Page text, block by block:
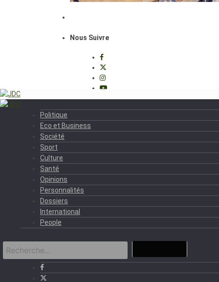
Nous Suivre
Politique
Eco et Business
Société
Sport
Culture
Santé
Opinions
Personnalités
Dossiers
International
People